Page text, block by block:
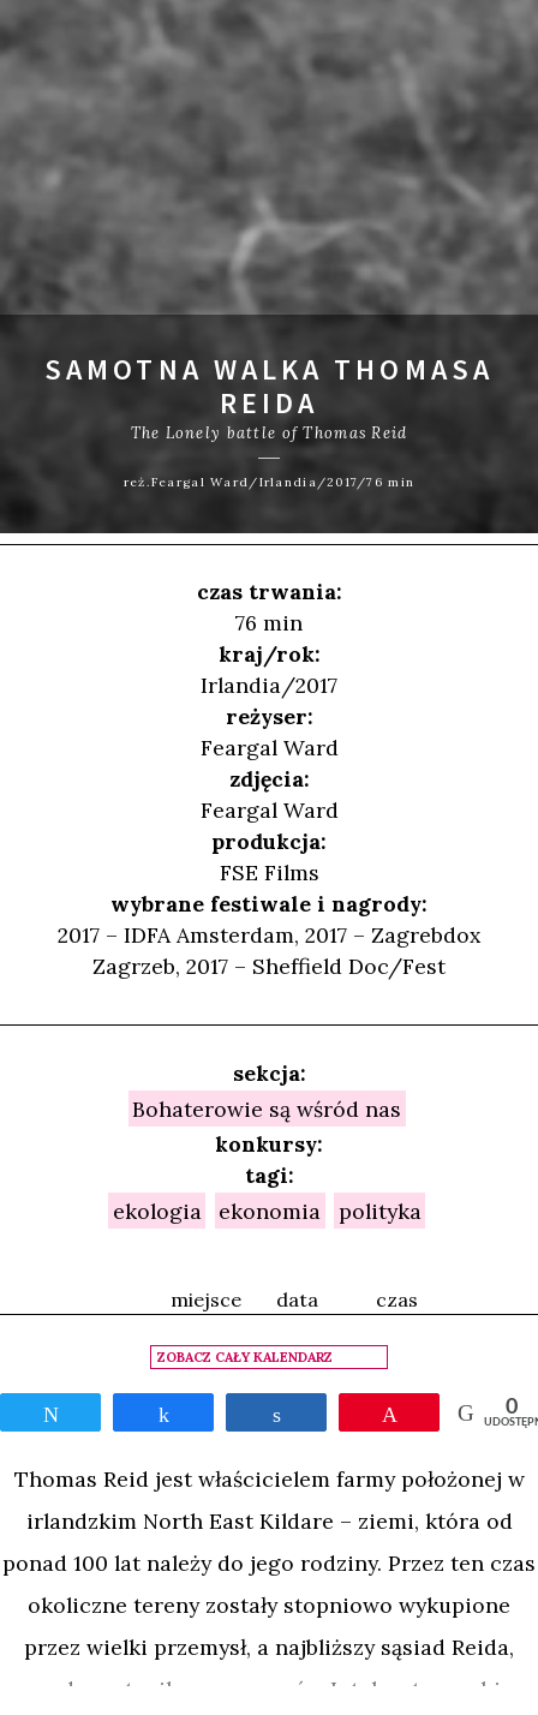
SAMOTNA WALKA THOMASA
REIDA
The Lonely battle of Thomas Reid
reż.Feargal Ward/Irlandia/2017/76 min
miejsce data czas
ZOBACZ CAŁY KALENDARZ
Przypnij 0
Thomas Reid jest właścicielem farmy położonej w
irlandzkim North East Kildare – ziemi, która od
ponad 100 lat należy do jego rodziny. Przez ten czas
okoliczne tereny zostały stopniowo wykupione
przez wielki przemysł, a najbliższy sąsiad Reida,
producent mikroprocesorów Intel, ostrzy sobie
czas trwania:
76 min
kraj/rok:
Irlandia/2017
reżyser:
Feargal Ward
zdjęcia:
Feargal Ward
produkcja:
FSE Films
wybrane festiwale i nagrody:
2017 – IDFA Amsterdam, 2017 – Zagrebdox
Zagrzeb, 2017 – Sheffield Doc/Fest
sekcja:
Bohaterowie są wśród nas
konkursy:
tagi:
ekologia
ekonomia polityka